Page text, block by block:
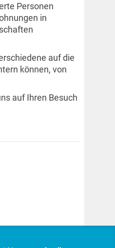
Personen
in
auf die
können, von
auf Ihren Besuch